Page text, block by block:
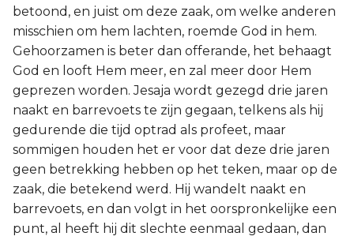
betoond, en juist om deze zaak, om welke anderen
misschien om hem lachten, roemde God in hem.
Gehoorzamen is beter dan offerande, het behaagt
God en looft Hem meer, en zal meer door Hem
geprezen worden. Jesaja wordt gezegd drie jaren
naakt en barrevoets te zijn gegaan, telkens als hij
gedurende die tijd optrad als profeet, maar
sommigen houden het er voor dat deze drie jaren
geen betrekking hebben op het teken, maar op de
zaak, die betekend werd. Hij wandelt naakt en
barrevoets, en dan volgt in het oorspronkelijke een
punt, al heeft hij dit slechte eenmaal gedaan, dan